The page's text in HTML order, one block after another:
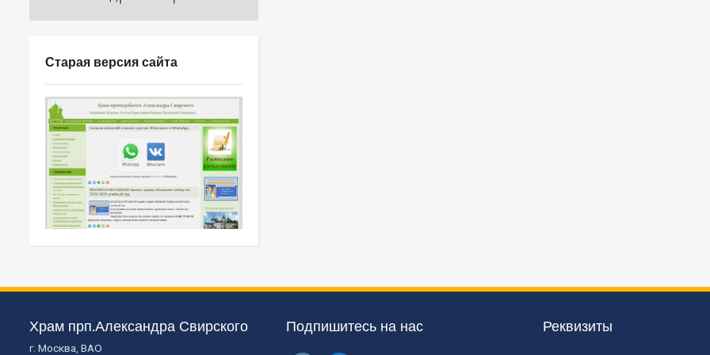
Старая версия сайта
Храм прп.Александра Свирского
г. Москва, ВАО
Подпишитесь на нас Реквизиты